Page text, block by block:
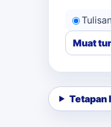
Muat
Tetapan